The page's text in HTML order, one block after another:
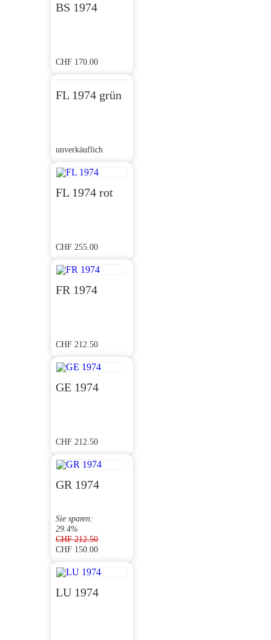
BS 1974
CHF 170.00
FL 1974 grün
unverkäuflich
FL 1974 rot
CHF 255.00
FR 1974
CHF 212.50
GE 1974
CHF 212.50
GR 1974
CHF212.50
Preis
war:
CHF 212.50
CHF 150.00
Preis
ist:
CHF 150.00.
Sie sparen:
29.4%
LU 1974